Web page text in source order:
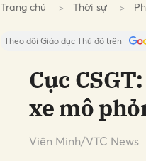
Trang chủ Thời sự
Theo dõi Giáo dục Thủ đô trên
Cục
xe mô
Viên Minh/VTC News